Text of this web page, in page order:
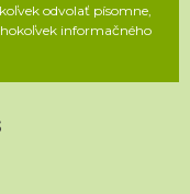
odvolať písomne,
informačného